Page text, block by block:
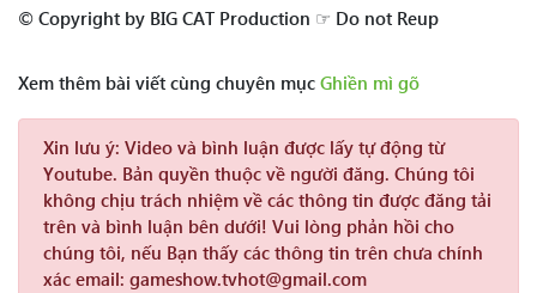
© Copyright by BIG CAT Production ☞ Do not Reup
Xem thêm bài viết cùng chuyên mục Ghiền mì gõ
Xin lưu ý: Video và bình luận được lấy tự động từ
Youtube. Bản quyền thuộc về người đăng. Chúng tôi
không chịu trách nhiệm về các thông tin được đăng tải
trên và bình luận bên dưới! Vui lòng phản hồi cho
chúng tôi, nếu Bạn thấy các thông tin trên chưa chính
xác email: gameshow.tvhot@gmail.com